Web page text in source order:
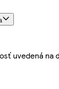
uvedená